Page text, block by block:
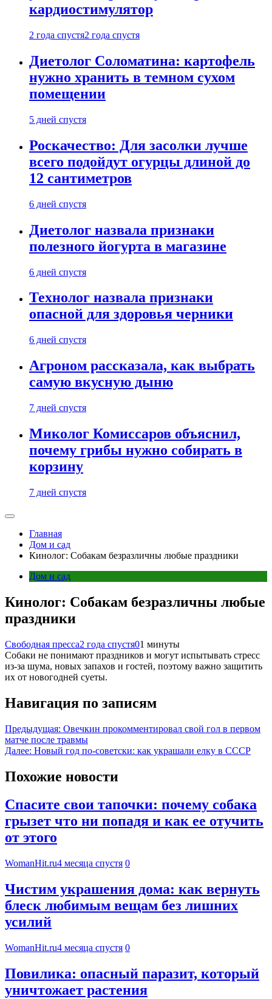
кардиостимулятор
2 года спустя2 года спустя
Диетолог Соломатина: картофель
нужно хранить в темном сухом
помещении
5 дней спустя
Роскачество: Для засолки лучше
всего подойдут огурцы длиной до
12 сантиметров
6 дней спустя
Диетолог назвала признаки
полезного йогурта в магазине
6 дней спустя
Технолог назвала признаки
опасной для здоровья черники
6 дней спустя
Агроном рассказала, как выбрать
самую вкусную дыню
7 дней спустя
Миколог Комиссаров объяснил,
почему грибы нужно собирать в
корзину
7 дней спустя
Главная
Дом и сад
Кинолог: Собакам безразличны любые праздники
Дом и сад
Кинолог: Собакам безразличны любые
праздники
Свободная пресса2 года спустя01 минуты
Собаки не понимают праздников и могут испытывать стресс
из-за шума, новых запахов и гостей, поэтому важно защитить
их от новогодней суеты.
Навигация по записям
Предыдущая: Овечкин прокомментировал свой гол в первом
матче после травмы
Далее: Новый год по-советски: как украшали елку в СССР
Похожие новости
Спасите свои тапочки: почему собака
грызет что ни попадя и как ее отучить
от этого
WomanHit.ru4 месяца спустя 0
Чистим украшения дома: как вернуть
блеск любимым вещам без лишних
усилий
WomanHit.ru4 месяца спустя 0
Повилика: опасный паразит, который
уничтожает растения